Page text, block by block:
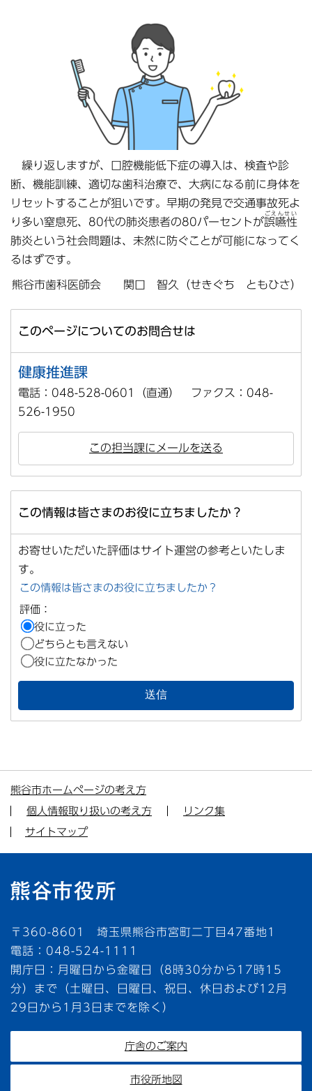
繰り返しますが、口腔機能低下症の導入は、検査や診
断、機能訓練、適切な歯科治療で、大病になる前に身体を
リセットすることが狙いです。早期の発見で交通事故死よ
り多い窒息死、80代の肺炎患者の80パーセントが誤嚥性
ごえんせい
肺炎という社会問題は、未然に防ぐことが可能になってく
るはずです。
熊谷市歯科医師会 関口 智久（せきぐち ともひさ）
このページについてのお問合せは
健康推進課
電話：048-528-0601（直通） ファクス：048-
526-1950
この担当課にメールを送る
この情報は皆さまのお役に立ちましたか？
お寄せいただいた評価はサイト運営の参考といたしま
す。
この情報は皆さまのお役に立ちましたか？
評価：
役に立った
どちらとも言えない
役に立たなかった
熊谷市ホームページの考え方
個人情報取り扱いの考え方
リンク集
サイトマップ
〒360-8601 埼玉県熊谷市宮町二丁目47番地1
電話：048-524-1111
開庁日：月曜日から金曜日（8時30分から17時15
分）まで（土曜日、日曜日、祝日、休日および12月
29日から1月3日までを除く）
庁舎のご案内
市役所地図